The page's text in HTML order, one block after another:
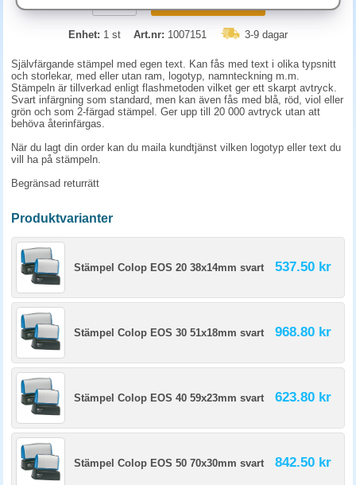
Enhet: 1 st Art.nr: 1007151 3-9 dagar
Självfärgande stämpel med egen text. Kan fås med text i olika typsnitt
och storlekar, med eller utan ram, logotyp, namnteckning m.m.
Stämpeln är tillverkad enligt flashmetoden vilket ger ett skarpt avtryck.
Svart infärgning som standard, men kan även fås med blå, röd, viol eller
grön och som 2-färgad stämpel. Ger upp till 20 000 avtryck utan att
behöva återinfärgas.
När du lagt din order kan du maila kundtjänst vilken logotyp eller text du
vill ha på stämpeln.
Begränsad returrätt
Produktvarianter
Stämpel Colop EOS 20 38x14mm svart 537.50 kr
Stämpel Colop EOS 30 51x18mm svart 968.80 kr
Stämpel Colop EOS 40 59x23mm svart 623.80 kr
Stämpel Colop EOS 50 70x30mm svart 842.50 kr